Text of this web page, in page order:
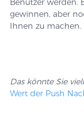
Benutzer werden.
gewinnen, aber
Ihnen zu machen.
Das könnte Sie
Wert der Push